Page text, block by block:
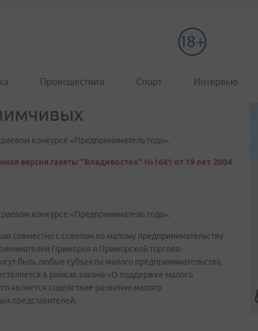
Происшествия Спорт Интервью
конкурсе «Предприниматель года».
версия газеты "Владивосток" №1641 от 19 окт. 2004
конкурсе «Предприниматель года».
совместно с советом по малому предпринимательству
Приморья и Приморской торгово-
быть любые субъекты малого предпринимательства,
в рамках закона «О поддержке малого
является содействие развитию малого
представителей.